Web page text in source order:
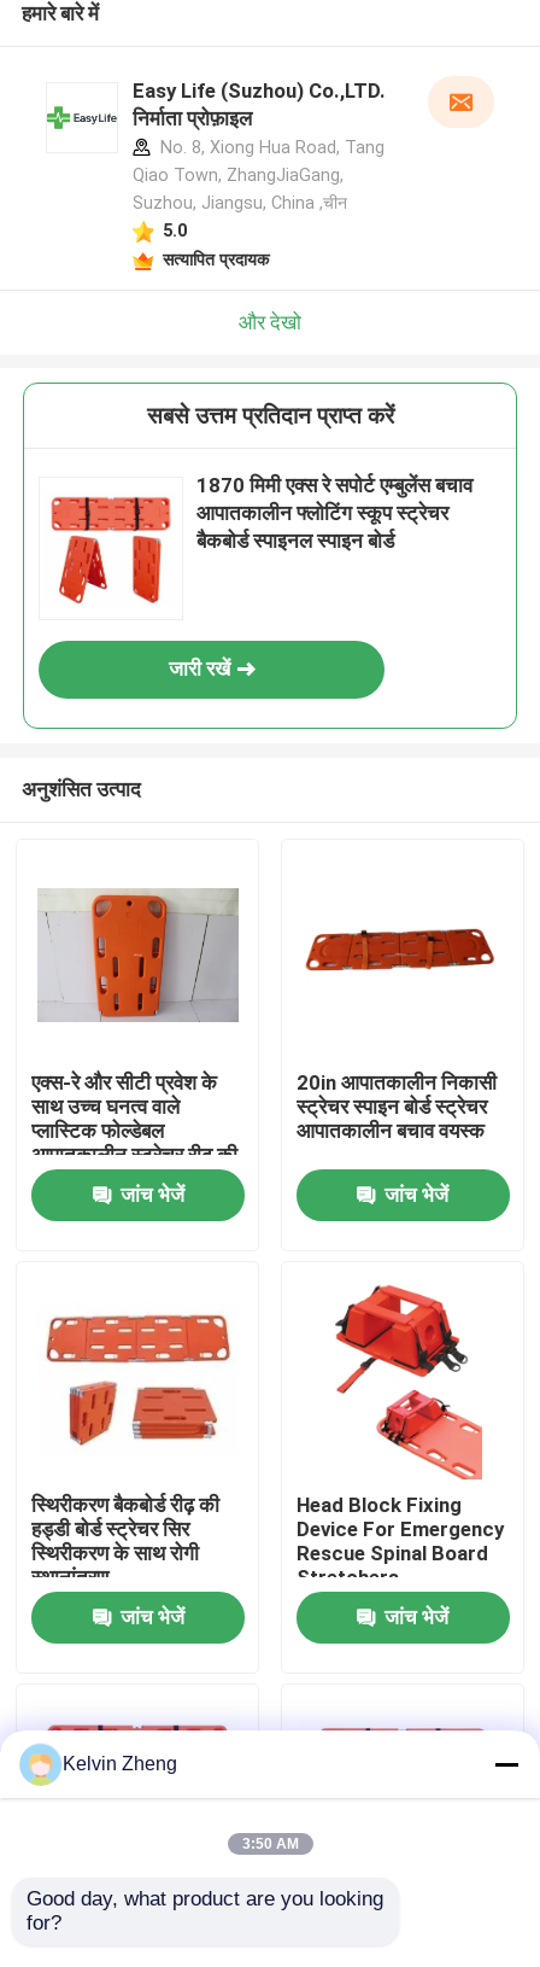
उत्पाद
वीडियो
हमारे बारे में
कारखाने का दौरा
गुणवत्ता नियंत्रण
हमसे संपर्क करें
समाचार
हमारे बारे में
Easy Life (Suzhou) Co.,LTD.
निर्माता प्रोफ़ाइल
No. 8, Xiong Hua Road, Tang
Qiao Town, ZhangJiaGang,
Suzhou, Jiangsu, China ,चीन
5.0
सत्यापित प्रदायक
और देखो
सबसे उत्तम प्रतिदान प्राप्त करें
1870 मिमी एक्स रे सपोर्ट एम्बुलेंस बचाव
आपातकालीन फ्लोटिंग स्कूप स्ट्रेचर
बैकबोर्ड स्पाइनल स्पाइन बोर्ड
जारी रखें
अनुशंसित उत्पाद
एक्स-रे और सीटी प्रवेश के
साथ उच्च घनत्व वाले
प्लास्टिक फोल्डेबल
आपातकालीन स्ट्रेचर रीढ़ की
हड्डी बोर्ड
जांच भेजें
20in आपातकालीन निकासी
स्ट्रेचर स्पाइन बोर्ड स्ट्रेचर
आपातकालीन बचाव वयस्क
जांच भेजें
स्थिरीकरण बैकबोर्ड रीढ़ की
हड्डी बोर्ड स्ट्रेचर सिर
स्थिरीकरण के साथ रोगी
स्थानांतरण
जांच भेजें
Head Block Fixing
Device For Emergency
Rescue Spinal Board
Stretchers
जांच भेजें
191x 47 X 3cm 159 Kg
Kelvin Zheng
3:50 AM
Good day, what product are you looking
for?